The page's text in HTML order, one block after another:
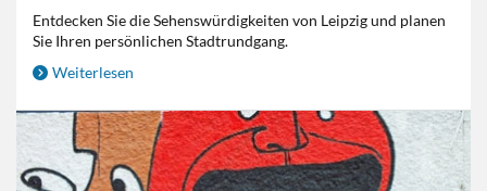
Entdecken Sie die Sehenswürdigkeiten von Leipzig und planen
Sie Ihren persönlichen Stadtrundgang.
Weiterlesen